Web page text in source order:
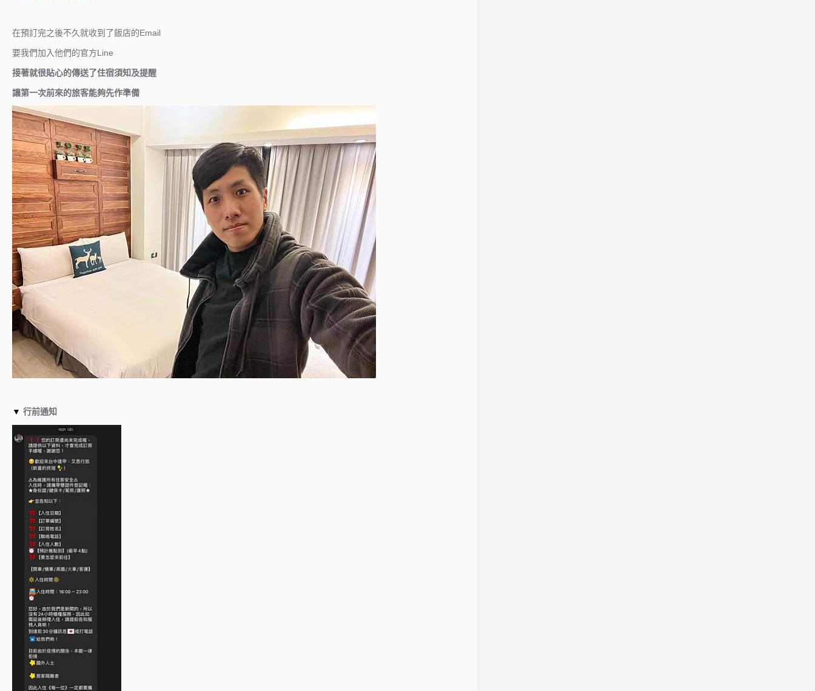
在預訂完之後不久就收到了飯店的Email
要我們加入他們的官方Line
接著就很貼心的傳送了住宿須知及提醒
讓第一次前來的旅客能夠先作準備
▼ 行前通知